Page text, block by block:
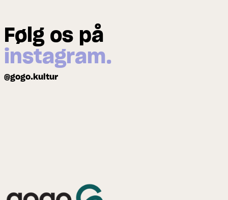
Følg os på
instagram.
@gogo.kultur